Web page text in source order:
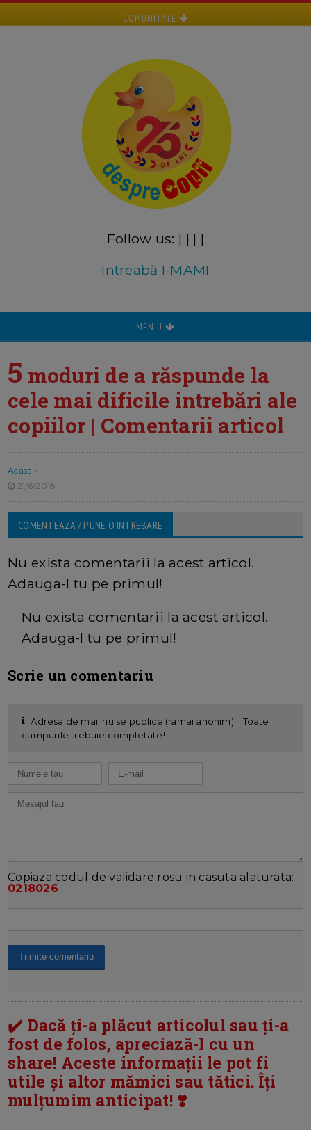
COMUNITATE
Follow us: | | | |
Intreabă I-MAMI
MENIU
5 moduri de a răspunde la
cele mai dificile intrebări ale
copiilor | Comentarii articol
Acasa >
21/6/2018
COMENTEAZA / PUNE O INTREBARE
Nu exista comentarii la acest articol.
Adauga-l tu pe primul!
Nu exista comentarii la acest articol.
Adauga-l tu pe primul!
Scrie un comentariu
Adresa de mail nu se publica (ramai anonim). | Toate
campurile trebuie completate!
Copiaza codul de validare rosu in casuta alaturata:
0218026
✔️ Dacă ți-a plăcut articolul sau ți-a
fost de folos, apreciază-l cu un
share! Aceste informații le pot fi
utile și altor mămici sau tătici. Îți
mulțumim anticipat! ❣️